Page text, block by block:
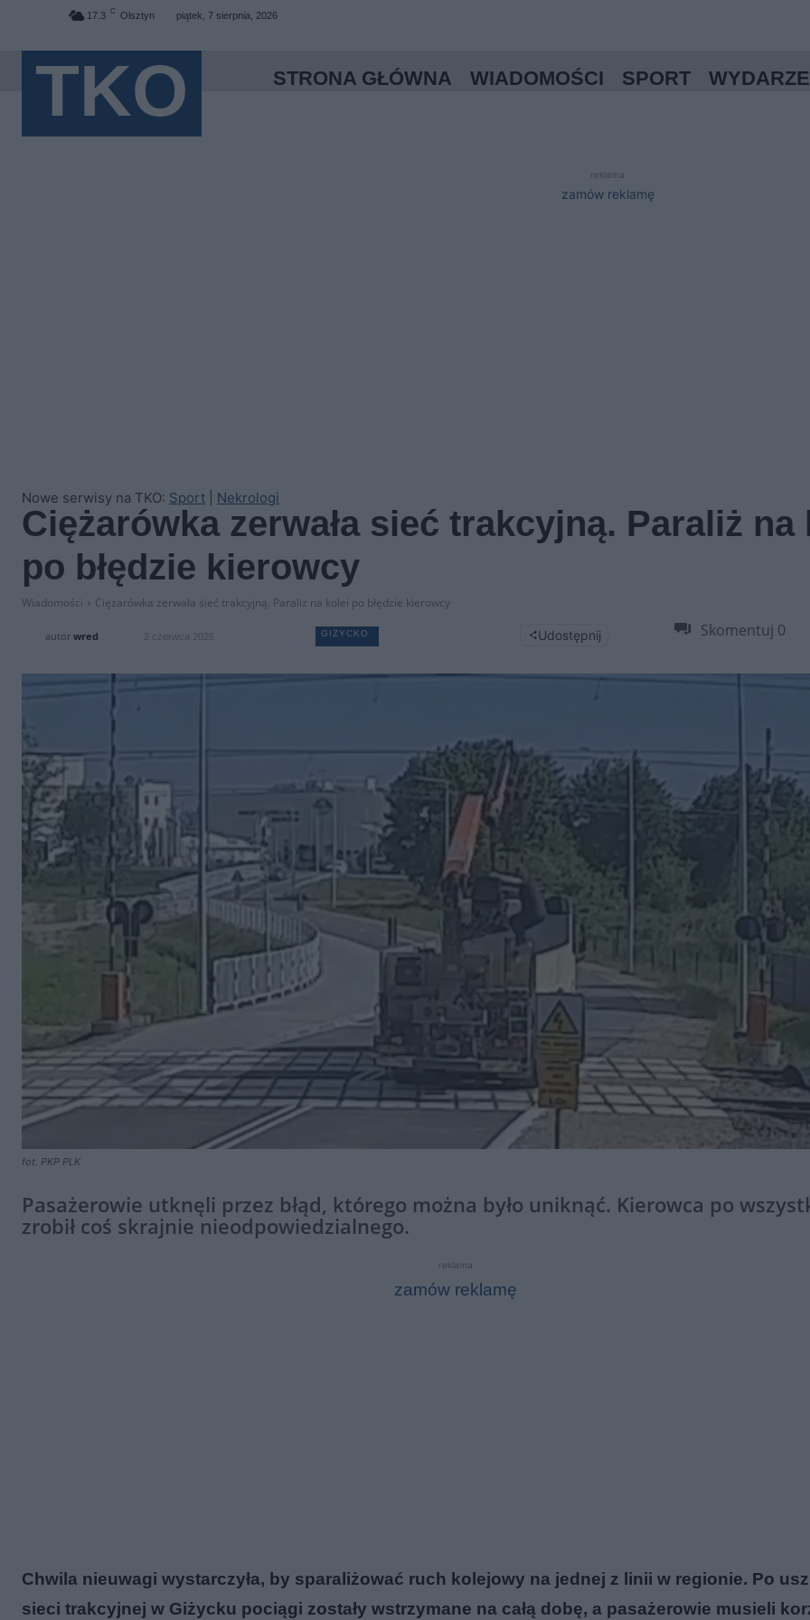
17.3 C Olsztyn piątek, 7 sierpnia, 2026
TKO STRONA GŁÓWNA WIADOMOŚCI SPORT
reklama
zamów reklamę
Nowe serwisy na TKO: Sport Nekrologi
Ciężarówka zerwała sieć trakcyjną. Paraliż na
po błędzie kierowcy
Wiadomości Ciężarówka zerwała sieć trakcyjną. Paraliż na kolei po błędzie kierowcy
autor wred 2 czerwca 2026 GIŻYCKO Udostępnij Skomentuj 0
fot. PKP PLK
Pasażerowie utknęli przez błąd, którego można było uniknąć. Kierowca po
zrobił coś skrajnie nieodpowiedzialnego.
reklama
zamów reklamę
Chwila nieuwagi wystarczyła, by sparaliżować ruch kolejowy na jednej z linii w regionie. Po
sieci trakcyjnej w Giżycku pociągi zostały wstrzymane na całą dobę, a pasażerowie musieli